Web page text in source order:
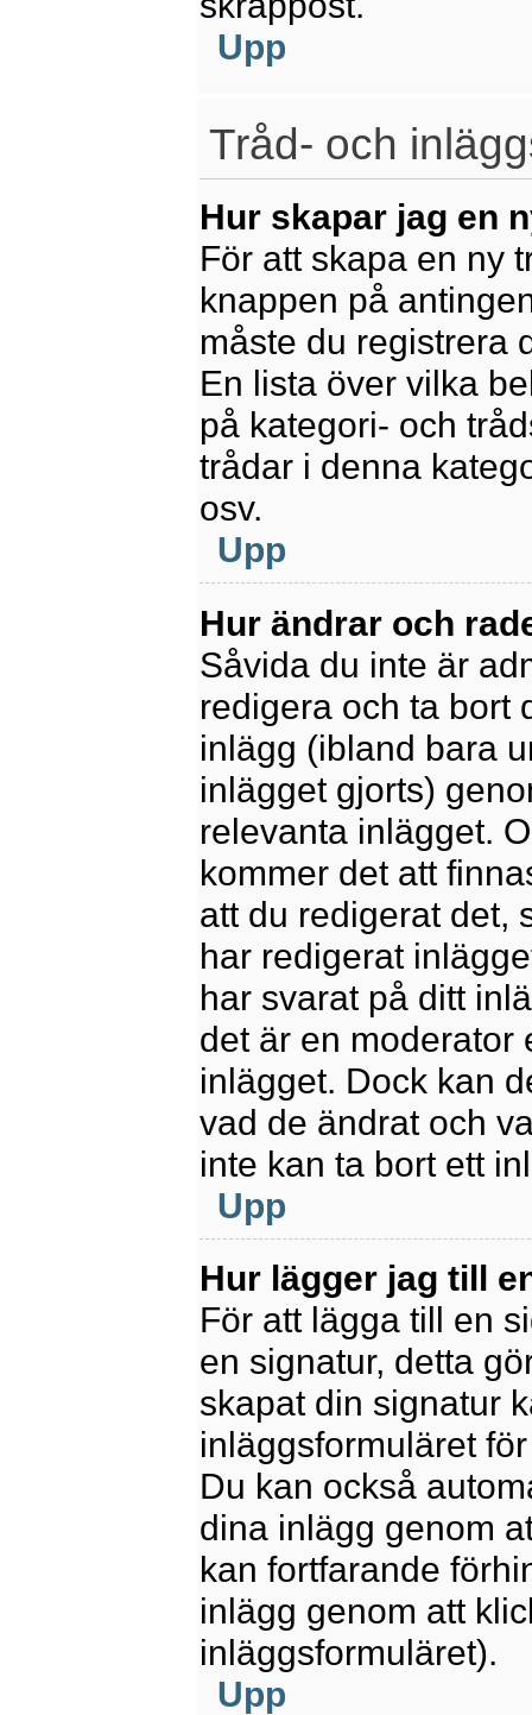
Upp
Tråd- och
Hur skapar jag en
För att skapa en ny
knappen på
måste du registrera
En lista över vilka
på kategori- och
trådar i denna
osv.
Upp
Hur ändrar och
Såvida du inte är
redigera och ta bort
inlägg (ibland bara
inlägget gjorts)
relevanta inlägget.
kommer det att
att du redigerat det,
har redigerat
har svarat på ditt
det är en moderator
inlägget. Dock kan
vad de ändrat och
inte kan ta bort ett
Upp
Hur lägger jag till
För att lägga till en
en signatur, detta
skapat din signatur
inläggsformuläret
Du kan också
dina inlägg genom
kan fortfarande
inlägg genom att
inläggsformuläret).
Upp